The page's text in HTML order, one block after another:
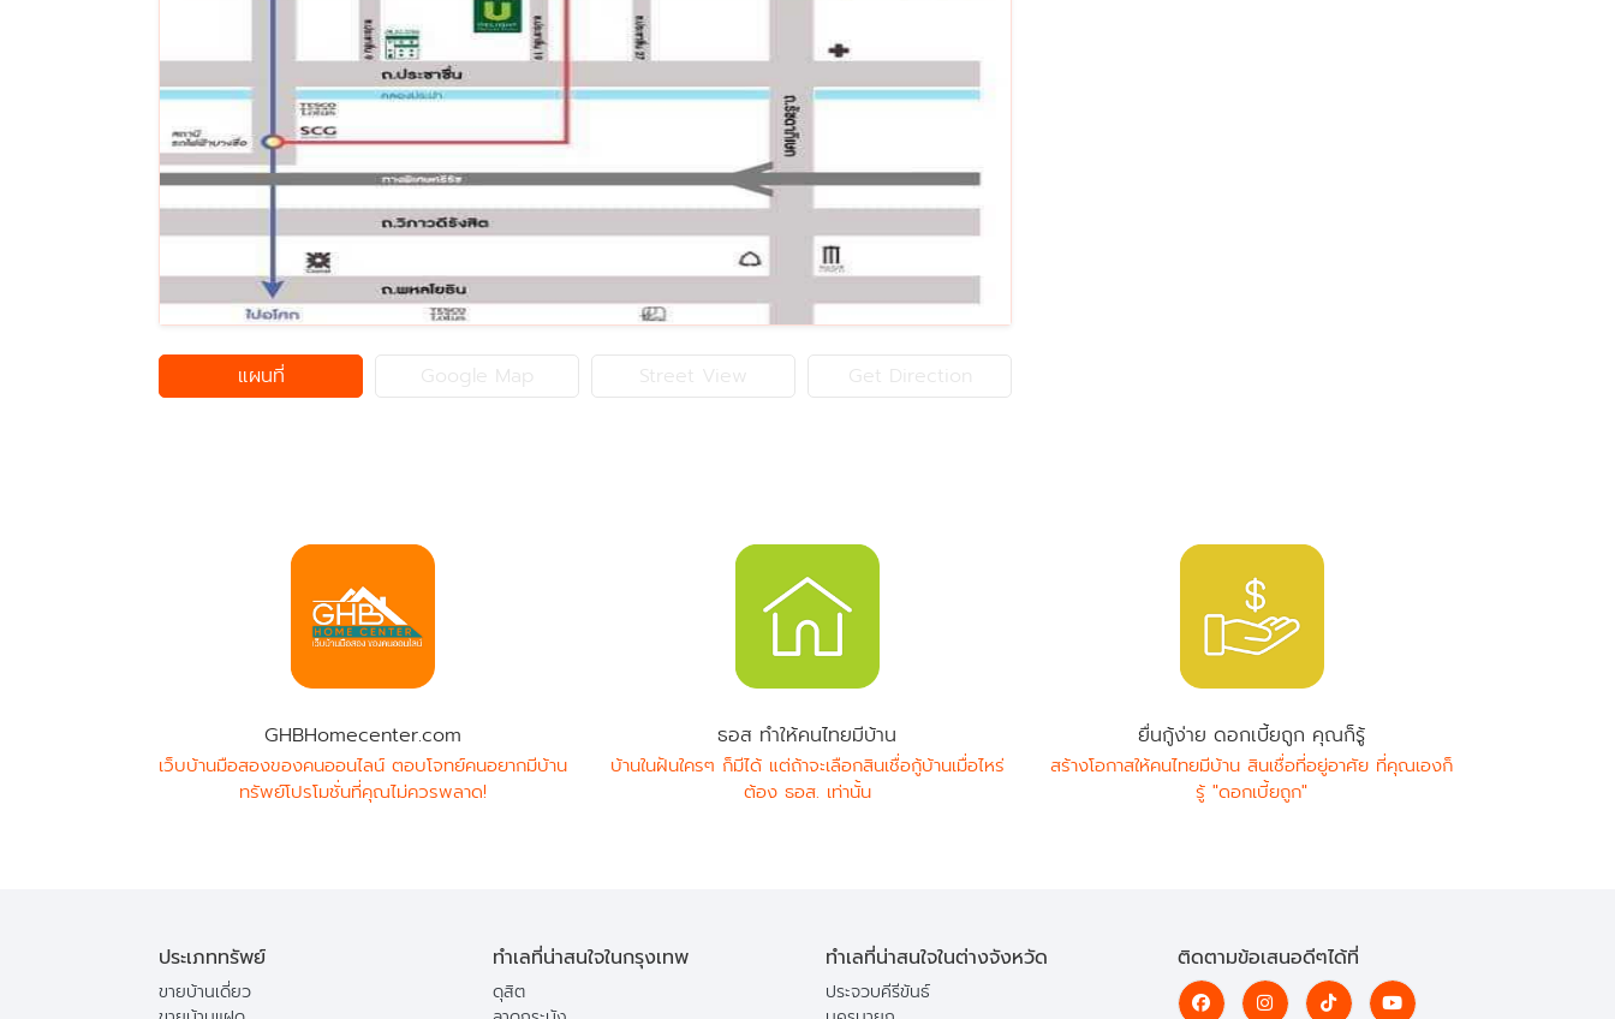
แผนที่ Google Map Street View Get Direction
GHBHomecenter.com
เว็บบ้านมือสองของคนออนไลน์ ตอบโจทย์คนอยากมีบ้าน
ทรัพย์โปรโมชั่นที่คุณไม่ควรพลาด!
ธอส ทำให้คนไทยมีบ้าน
บ้านในฝันใครๆ ก็มีได้ แต่ถ้าจะเลือกสินเชื่อกู้บ้านเมื่อไหร่
ต้อง ธอส. เท่านั้น
ยื่นกู้ง่าย ดอกเบี้ยถูก คุณก็รู้
สร้างโอกาสให้คนไทยมีบ้าน สินเชื่อที่อยู่อาศัย ที่คุณเองก็
รู้ "ดอกเบี้ยถูก"
ประเภททรัพย์
ขายบ้านเดี่ยว
ทำเลที่น่าสนใจในกรุงเทพ
ดุสิต
ทำเลที่น่าสนใจในต่างจังหวัด
ประจวบคีรีขันธ์
ติดตามข้อเสนอดีๆได้ที่